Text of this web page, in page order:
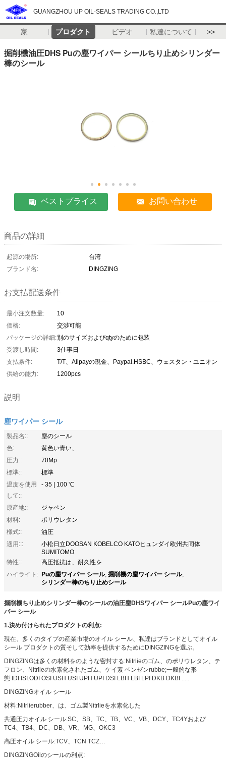
GUANGZHOU UP OIL-SEALS TRADING CO.,LTD
家 プロダクト ビデオ 私達について >>
掘削機油圧DHS Puの塵ワイパー シールちり止めシリンダー
棒のシール
ベストプライス お問い合わせ
商品の詳細
起源の場所:
台湾
ブランド名:
DINGZING
お支払配送条件
最小注文数量:
10
価格:
交渉可能
パッケージの詳細:別のサイズおよびqtyのために包装
受渡し時間:
3仕事日
支払条件:
T/T、Alipayの現金、Paypal.HSBC、ウェスタン・ユニオン
供給の能力:
1200pcs
説明
塵ワイパー シール
製品名::
塵のシール
色:
黄色い青い、
圧力::
70Mp
標準::
標準
温度を使用
して::
- 35 | 100 ℃
原産地::
ジャペン
材料:
ポリウレタン
様式::
油圧
適用:::
小松日立DOOSAN KOBELCO KATOヒュンダイ欧州共同体
SUMITOMO
特性::
高圧抵抗は、耐久性を
ハイライト: Puの塵ワイパー シール, 掘削機の塵ワイパー シール,
シリンダー棒のちり止めシール
掘削機ちり止めシリンダー棒のシールの油圧塵DHSワイパー シールPuの塵ワイ
パー シール
1.決め付けられたプロダクトの利点:
現在、多くのタイプの産業市場のオイル シール、私達はブランドとしてオイル
シール プロダクトの質そして効率を提供するためにDINGZINGを選ぶ。
DINGZINGは多くの材料をのような密封する:Nitrlieのゴム、のポリウレタン、テ
フロン、Nitrlieの水素化されたゴム、ケイ素 ベンゼンrubbe;一般的な形
態:IDI.ISI.ODI OSI USH USI UPH UPI DSI LBH LBI LPI DKB DKBI .....
DINGZINGオイル シール
材料:Nitrlierubber、は、ゴム製Nitrlieを水素化した
共通圧力オイル シール:SC、SB、TC、TB、VC、VB、DCY、TC4Yおよび
TC4、TB4、DC、DB、VR、MG、OKC3
高圧オイル シール:TCV、TCN TCZ…
DINGZINGOilのシールの利点: